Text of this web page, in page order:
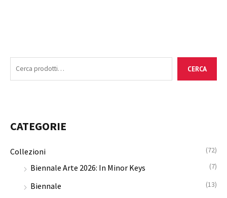
CERCA
CATEGORIE
Collezioni (72)
Biennale Arte 2026: In Minor Keys (7)
Biennale (13)